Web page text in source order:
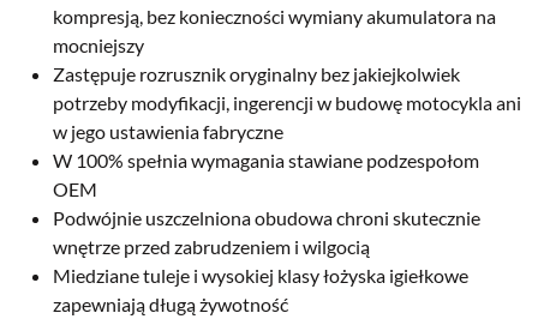
kompresją, bez konieczności wymiany akumulatora na
mocniejszy
Zastępuje rozrusznik oryginalny bez jakiejkolwiek
potrzeby modyfikacji, ingerencji w budowę motocykla ani
w jego ustawienia fabryczne
W 100% spełnia wymagania stawiane podzespołom
OEM
Podwójnie uszczelniona obudowa chroni skutecznie
wnętrze przed zabrudzeniem i wilgocią
Miedziane tuleje i wysokiej klasy łożyska igiełkowe
zapewniają długą żywotność